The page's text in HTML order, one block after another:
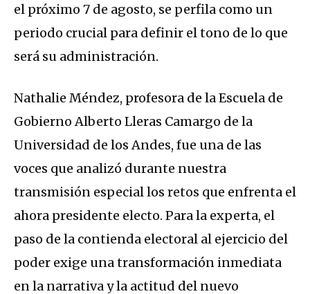
el próximo 7 de agosto, se perfila como un
periodo crucial para definir el tono de lo que
será su administración.
Nathalie Méndez, profesora de la Escuela de
Gobierno Alberto Lleras Camargo de la
Universidad de los Andes, fue una de las
voces que analizó durante nuestra
transmisión especial los retos que enfrenta el
ahora presidente electo. Para la experta, el
paso de la contienda electoral al ejercicio del
poder exige una transformación inmediata
en la narrativa y la actitud del nuevo